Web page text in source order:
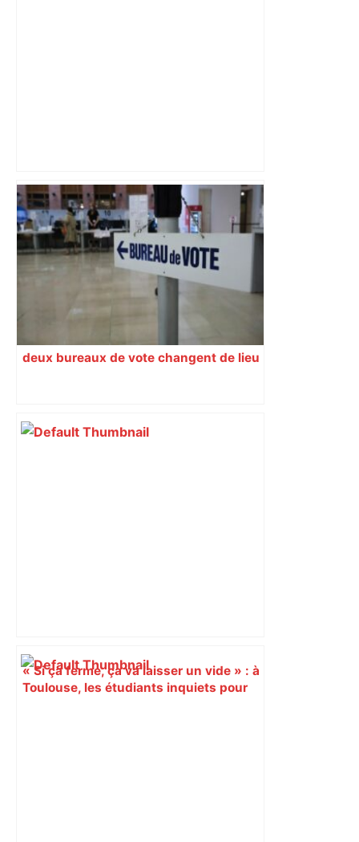
« Les passants se sont servis » :
laissées sur le trottoir, les moquettes
léopard d’un hôtel toulousain font un
tabac – Ouest-France
deux bureaux de vote changent de lieu
« Si ça ferme, ça va laisser un vide » : à
Toulouse, les étudiants inquiets pour